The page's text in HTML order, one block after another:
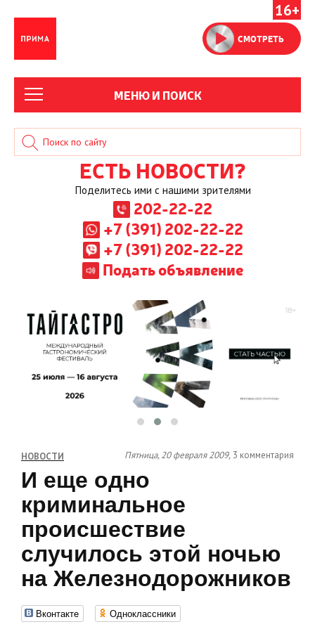
16+
СМОТРЕТЬ
МЕНЮ И ПОИСК
ЕСТЬ НОВОСТИ?
Поделитесь ими с нашими зрителями
202-22-22
+7 (391) 202-22-22
+7 (391) 202-22-22
Подать объявление
НОВОСТИ Пятница, 20 февраля 2009, 3 комментария
И еще одно
криминальное
происшествие
случилось этой ночью
на Железнодорожников
Вконтакте Одноклассники